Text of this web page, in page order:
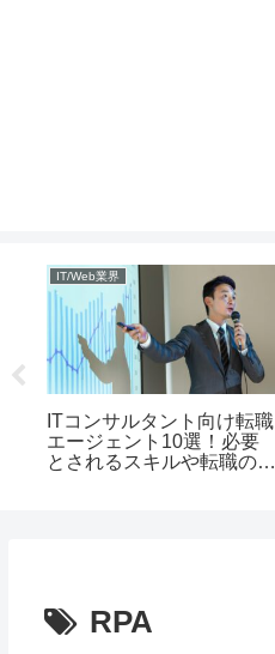
IT/Web業界
ITコンサルタント向け転職
エージェント10選！必要
とされるスキルや転職のポ
RPA